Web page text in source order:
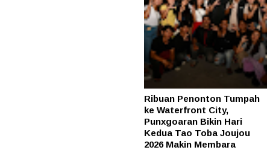
Ribuan Penonton Tumpah
ke Waterfront City,
Punxgoaran Bikin Hari
Kedua Tao Toba Joujou
2026 Makin Membara